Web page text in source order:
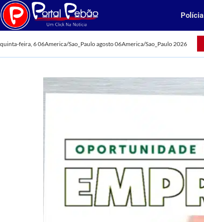
Polícia
quinta-feira, 6 06America/Sao_Paulo agosto 06America/Sao_Paulo 2026
Acidentes deixam dois mortos em Parauapebas